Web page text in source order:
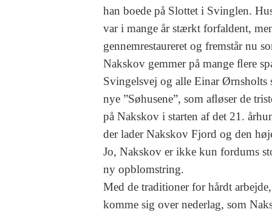
han boede på Slottet i Svinglen.
var i mange år stærkt forfaldent,
gennemrestaureret og fremstår nu
Nakskov gemmer på mange ﬂere
Svingelsvej og alle Einar Ørnsholts
nye ”Søhusene”, som aﬂøser de
på Nakskov i starten af det 21.
der lader Nakskov Fjord og den
Jo, Nakskov er ikke kun fordums
ny opblomstring.
Med de traditioner for hårdt
komme sig over nederlag, som